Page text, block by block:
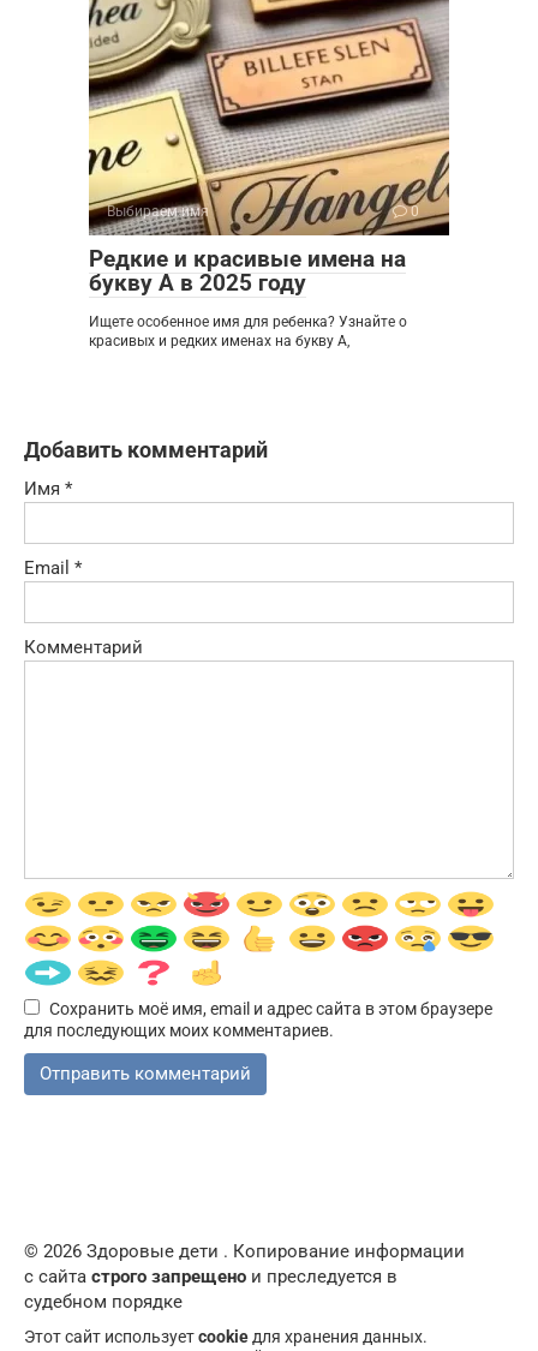
Выбираем имя 0
Редкие и красивые имена на
букву А в 2025 году
Ищете особенное имя для ребенка? Узнайте о
красивых и редких именах на букву А,
Добавить комментарий
Имя *
Email *
Комментарий
Сохранить моё имя, email и адрес сайта в этом браузере
для последующих моих комментариев.
© 2026 Здоровые дети . Копирование информации
с сайта строго запрещено и преследуется в
судебном порядке
Этот сайт используетcookieдля хранения данных.